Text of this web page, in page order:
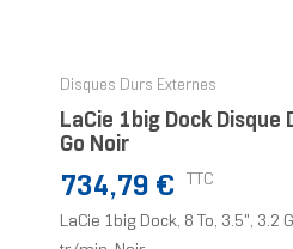
Disques Durs Externes
LaCie 1big Dock
Go Noir
Prix
734,79 € TTC
LaCie 1big Dock, 8 To, 3.5", 3.2